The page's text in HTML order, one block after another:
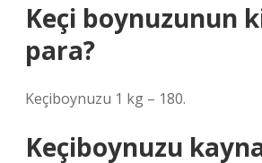
Keçi boynuzunun
para?
Keçiboynuzu 1 kg – 180.
Keçiboynuzu